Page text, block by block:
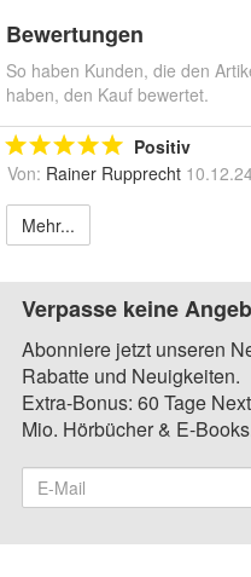
Bewertungen
So haben Kunden, die den
haben, den Kauf bewertet.
Positiv
Von: Rainer Rupprecht
Mehr...
Verpasse keine
Abonniere jetzt unseren
Rabatte und Neuigkeiten.
Extra-Bonus: 60 Tage
Mio. Hörbücher & E-